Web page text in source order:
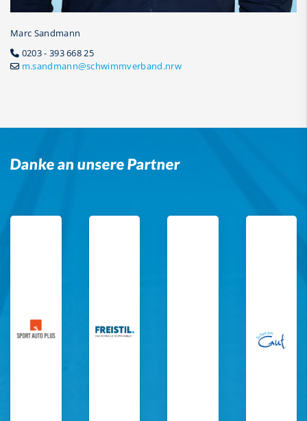
Marc Sandmann
0203 - 393 668 25
m.sandmann@schwimmverband.nrw
Danke an unsere Partner